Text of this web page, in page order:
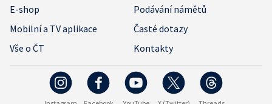
E-shop
Podávání námětů
Mobilní a TV aplikace
Časté dotazy
Vše o ČT
Kontakty